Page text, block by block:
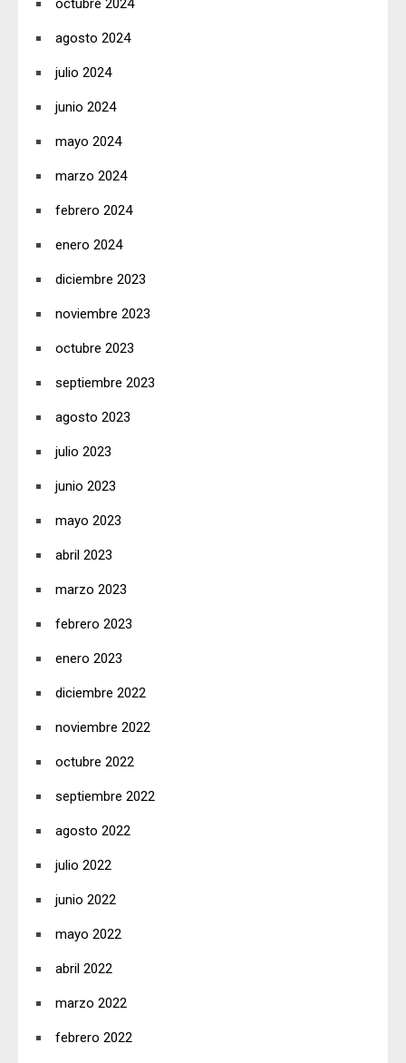
octubre 2024
agosto 2024
julio 2024
junio 2024
mayo 2024
marzo 2024
febrero 2024
enero 2024
diciembre 2023
noviembre 2023
octubre 2023
septiembre 2023
agosto 2023
julio 2023
junio 2023
mayo 2023
abril 2023
marzo 2023
febrero 2023
enero 2023
diciembre 2022
noviembre 2022
octubre 2022
septiembre 2022
agosto 2022
julio 2022
junio 2022
mayo 2022
abril 2022
marzo 2022
febrero 2022